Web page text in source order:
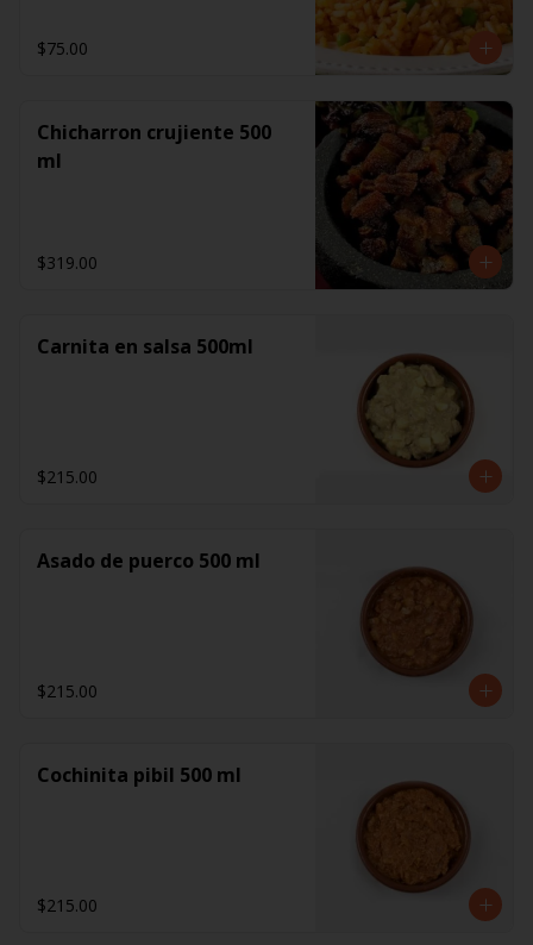
$75.00
Chicharron crujiente 500
ml
$319.00
Carnita en salsa 500ml
$215.00
Asado de puerco 500 ml
$215.00
Cochinita pibil 500 ml
$215.00